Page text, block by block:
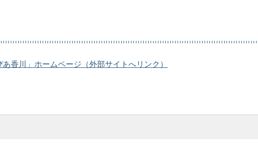
香川」ホームページ（外部サイトへリンク）